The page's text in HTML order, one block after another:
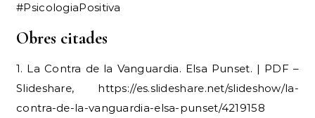
#PsicologiaPositiva
Obres citades
1. La Contra de la Vanguardia. Elsa Punset. | PDF –
Slideshare, https://es.slideshare.net/slideshow/la-
contra-de-la-vanguardia-elsa-punset/4219158